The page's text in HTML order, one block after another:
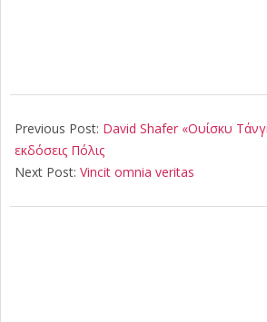
05-
28
Previous Post: David Shafer «Ουίσκυ
εκδόσεις Πόλις
Next Post: Vincit omnia veritas